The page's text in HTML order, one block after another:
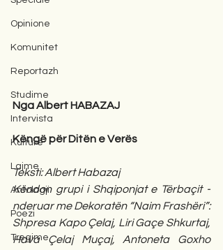
Opinione
Komunitet
Reportazh
Studime
Intervista
Kulturë
Lajme
Antologji
Poezi
Tregime
Nga Albert HABAZAJ
Këngë për Ditën e Verës
Teksti: Albert Habazaj
Këndon grupi i Shqiponjat e Tërbaçit -
nderuar me Dekoratën “Naim Frashëri”:
Shpresa Kapo Çelaj, Liri Gaçe Shkurtaj,
Hava Çelaj Muçaj, Antoneta Goxho